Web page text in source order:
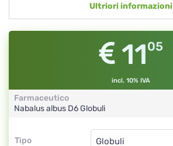
Ultriori informazioni
1105
incl. 10% IVA
Farmaceutico
Nabalus albus D6Globuli
Tipo
Tipo